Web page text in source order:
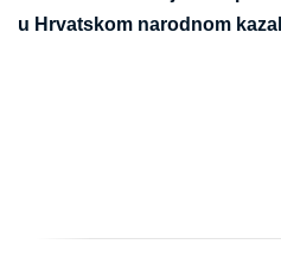
u Hrvatskom narodnom